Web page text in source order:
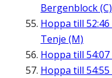
Bergenblock (C)
Hoppa till 52:46
Tenje (M)
Hoppa till 54:07
Hoppa till 54:55